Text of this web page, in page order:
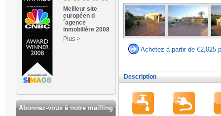
Meilleur site
européen d
´agence
inmobilière 2008
Plus->
Abonnez-vous à notre mailling
Achetez à partir de €2,025
Description